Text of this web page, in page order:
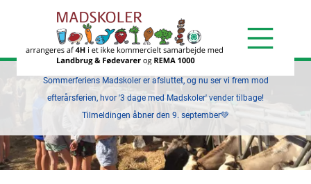
Sommerferiens Madskoler er afsluttet, og nu ser vi frem mod
efterårsferien, hvor '3 dage med Madskoler' vender tilbage!
Tilmeldingen åbner den 9. september💚